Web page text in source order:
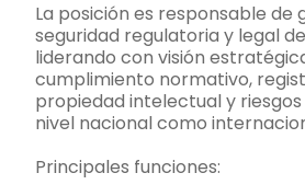
La posición es responsable de
seguridad regulatoria y legal
liderando con visión
cumplimiento normativo,
propiedad intelectual y
nivel nacional como
Principales funciones: